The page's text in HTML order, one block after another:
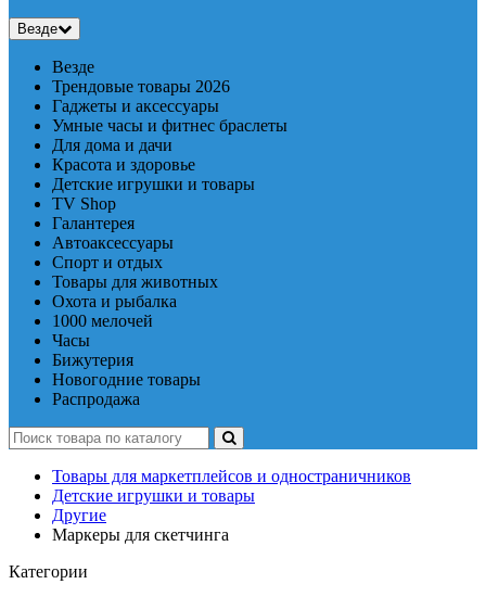
Везде
Везде
Трендовые товары 2026
Гаджеты и аксессуары
Умные часы и фитнес браслеты
Для дома и дачи
Красота и здоровье
Детские игрушки и товары
TV Shop
Галантерея
Автоаксессуары
Спорт и отдых
Товары для животных
Охота и рыбалка
1000 мелочей
Часы
Бижутерия
Новогодние товары
Распродажа
Товары для маркетплейсов и одностраничников
Детские игрушки и товары
Другие
Маркеры для скетчинга
Категории